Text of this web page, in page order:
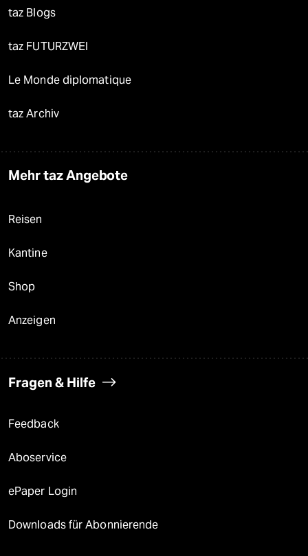
taz Blogs
taz FUTURZWEI
Le Monde diplomatique
taz Archiv
Mehr taz Angebote
Reisen
Kantine
Shop
Anzeigen
Fragen & Hilfe
Feedback
Aboservice
ePaper Login
Downloads für Abonnierende